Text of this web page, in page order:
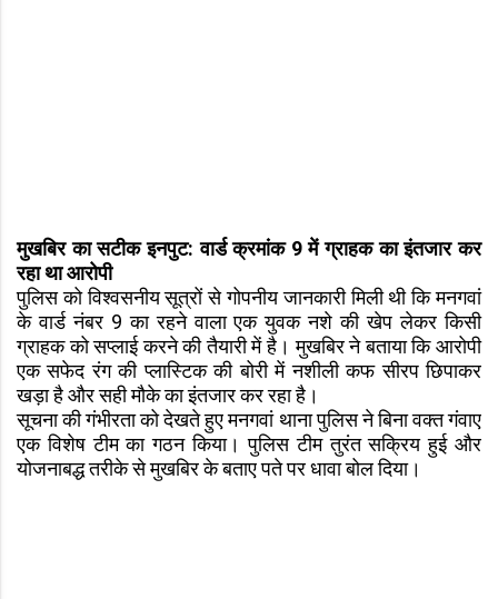
मुखबिर का सटीक इनपुट: वार्ड क्रमांक 9 में ग्राहक का इंतजार कर
रहा था आरोपी
पुलिस को विश्वसनीय सूत्रों से गोपनीय जानकारी मिली थी कि मनगवां
के वार्ड नंबर 9 का रहने वाला एक युवक नशे की खेप लेकर किसी
ग्राहक को सप्लाई करने की तैयारी में है। मुखबिर ने बताया कि आरोपी
एक सफेद रंग की प्लास्टिक की बोरी में नशीली कफ सीरप छिपाकर
खड़ा है और सही मौके का इंतजार कर रहा है।
सूचना की गंभीरता को देखते हुए मनगवां थाना पुलिस ने बिना वक्त गंवाए
एक विशेष टीम का गठन किया। पुलिस टीम तुरंत सक्रिय हुई और
योजनाबद्ध तरीके से मुखबिर के बताए पते पर धावा बोल दिया।